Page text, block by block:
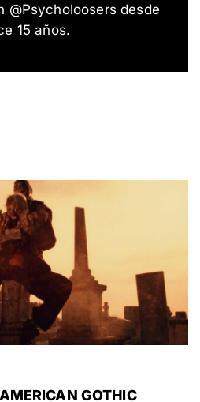
@Psycholoosers desde
15 años.
GOTHIC